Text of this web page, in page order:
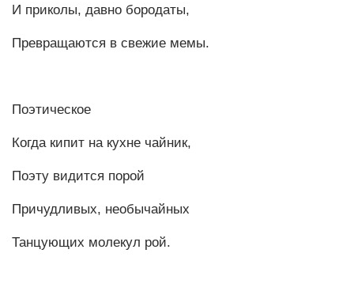
И приколы, давно бородаты,
Превращаются в свежие мемы.
Поэтическое
Когда кипит на кухне чайник,
Поэту видится порой
Причудливых, необычайных
Танцующих молекул рой.